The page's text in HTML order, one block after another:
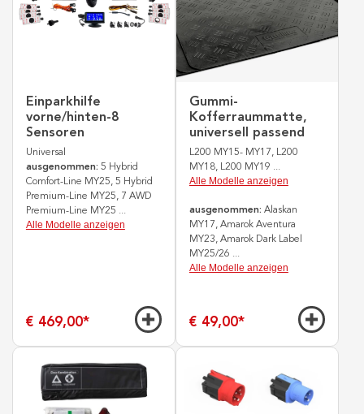
Einparkhilfe
vorne/hinten-8
Sensoren
Universal
ausgenommen: 5 Hybrid
Comfort-Line MY25, 5 Hybrid
Premium-Line MY25, 7 AWD
Premium-Line MY25 ...
Alle Modelle anzeigen
€ 469,00*
Gummi-
Kofferraummatte,
universell passend
L200 MY15- MY17, L200
MY18, L200 MY19 ...
Alle Modelle anzeigen
ausgenommen: Alaskan
MY17, Amarok Aventura
MY23, Amarok Dark Label
MY25/26 ...
Alle Modelle anzeigen
€ 49,00*